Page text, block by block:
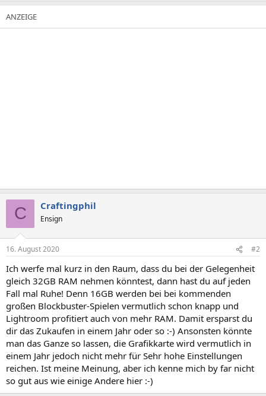
C Craftingphil
Ensign
16. August 2020 #2
Ich werfe mal kurz in den Raum, dass du bei der Gelegenheit
gleich 32GB RAM nehmen könntest, dann hast du auf jeden
Fall mal Ruhe! Denn 16GB werden bei bei kommenden
großen Blockbuster-Spielen vermutlich schon knapp und
Lightroom profitiert auch von mehr RAM. Damit ersparst du
dir das Zukaufen in einem Jahr oder so :-) Ansonsten könnte
man das Ganze so lassen, die Grafikkarte wird vermutlich in
einem Jahr jedoch nicht mehr für Sehr hohe Einstellungen
reichen. Ist meine Meinung, aber ich kenne mich by far nicht
so gut aus wie einige Andere hier :-)